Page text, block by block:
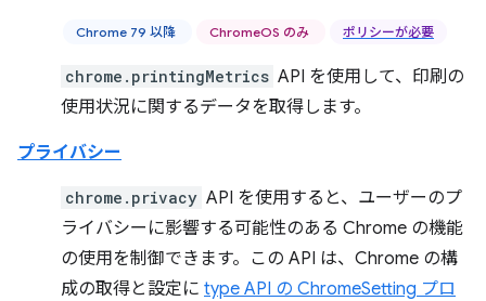
Chrome 79 以降 ChromeOS のみ ポリシーが必要
chrome.printingMetrics API を使用して、印刷の
使用状況に関するデータを取得します。
プライバシー
chrome.privacy API を使用すると、ユーザーのプ
ライバシーに影響する可能性のある Chrome の機能
の使用を制御できます。この API は、Chrome の構
成の取得と設定に type API の ChromeSetting プロ